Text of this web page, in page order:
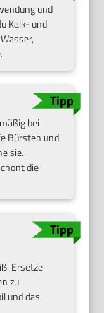
und
Kalk- und
bei
Bürsten und
sie.
die
Ersetze
zu
und das